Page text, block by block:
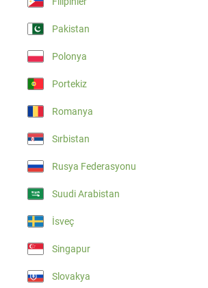
Pakistan
Polonya
Portekiz
Romanya
Sırbistan
Rusya Federasyonu
Suudi Arabistan
İsveç
Singapur
Slovakya